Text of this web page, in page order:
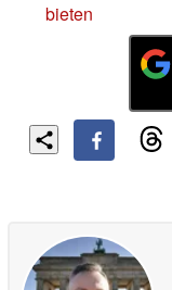
bieten